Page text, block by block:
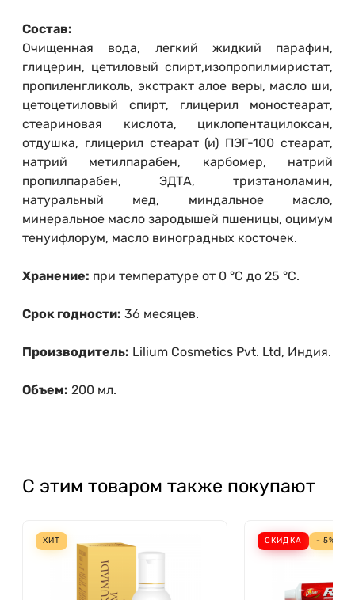
Состав:
Очищенная вода, легкий жидкий парафин,
глицерин, цетиловый спирт,изопропилмиристат,
пропиленгликоль, экстракт алое веры, масло ши,
цетоцетиловый спирт, глицерил моностеарат,
стеариновая кислота, циклопентацилоксан,
отдушка, глицерил стеарат (и) ПЭГ-100 стеарат,
натрий метилпарабен, карбомер, натрий
пропилпарабен, ЭДТА, триэтаноламин,
натуральный мед, миндальное масло,
минеральное масло зародышей пшеницы, оцимум
тенуифлорум, масло виноградных косточек.
Хранение: при температуре от 0 °С до 25 °С.
Срок годности: 36 месяцев.
Производитель: Lilium Cosmetics Pvt. Ltd, Индия.
Объем: 200 мл.
С этим товаром также покупают
ХИТ СКИДКА - 5%